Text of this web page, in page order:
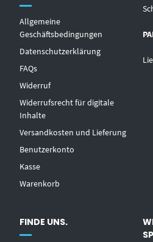
Allgemeine
Geschäftsbedingungen
Datenschutzerklärung
FAQs
Widerruf
Widerrufsrecht für digitale
Inhalte
Versandkosten und Lieferung
Benutzerkonto
Kasse
Warenkorb
FINDE UNS.